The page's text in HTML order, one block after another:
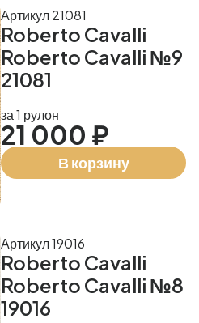
Roberto Cavalli
Roberto Cavalli №9
21081
Артикул 21081
за 1 рулон
21 000 ₽
В корзину
Roberto Cavalli
Roberto Cavalli №8
19016
Артикул 19016